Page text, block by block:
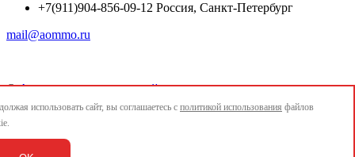
+7(911)904-856-09-12 Россия, Санкт-Петербург
mail@aommo.ru
© Ассоциация организаций по реализации национальных
проектов и достижению национальных целей развития
mail@aommo.ru
использовать сайт, вы соглашаетесь с политикой использования файлов